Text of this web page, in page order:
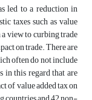
led to a reduction in
taxes such as value
view to curbing trade
on trade. There are
often do not include
in this regard that are
of value added tax on